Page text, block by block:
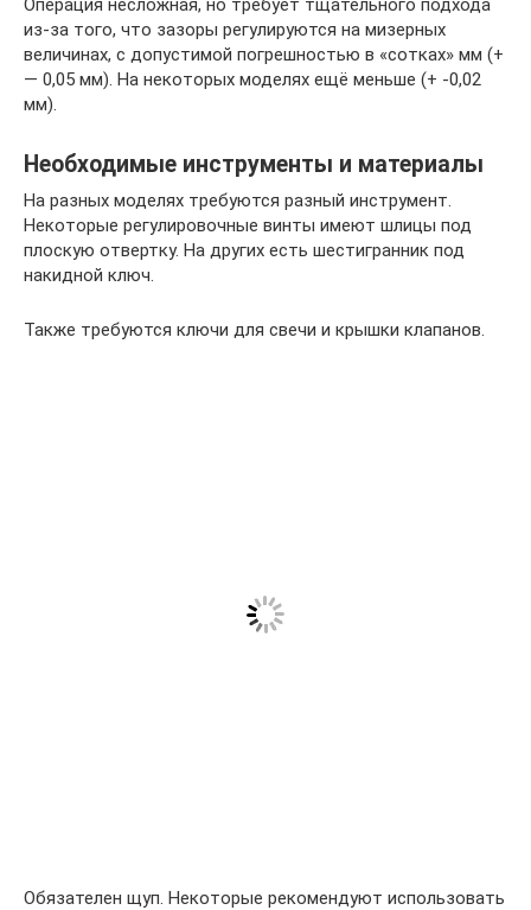
Операция несложная, но требует тщательного подхода
из-за того, что зазоры регулируются на мизерных
величинах, с допустимой погрешностью в «сотках» мм (+
— 0,05 мм). На некоторых моделях ещё меньше (+ -0,02
мм).
Необходимые инструменты и материалы
На разных моделях требуются разный инструмент.
Некоторые регулировочные винты имеют шлицы под
плоскую отвертку. На других есть шестигранник под
накидной ключ.
Также требуются ключи для свечи и крышки клапанов.
Обязателен щуп. Некоторые рекомендуют использовать